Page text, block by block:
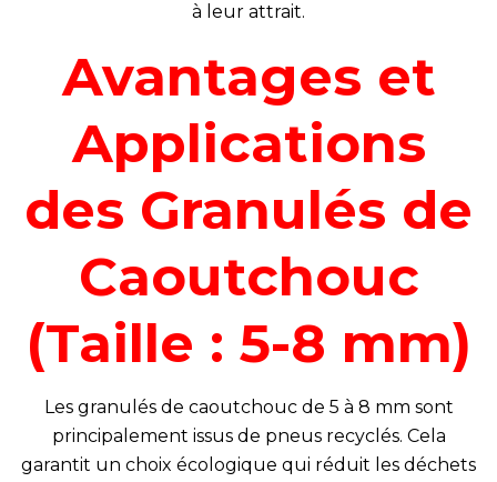
à leur attrait.
Avantages et
Applications
des Granulés de
Caoutchouc
(Taille : 5-8 mm)
Les granulés de caoutchouc de 5 à 8 mm sont
principalement issus de pneus recyclés. Cela
garantit un choix écologique qui réduit les déchets